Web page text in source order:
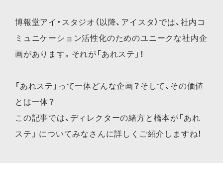
博報堂アイ・スタジオ（以降、アイスタ）では、社内コ
ミュニケーション活性化のためのユニークな社内企
画があります。それが「あれステ」！
「あれステ」って一体どんな企画？そして、その価値
とは一体？
この記事では、ディレクターの緒方と橋本が「あれ
ステ」 についてみなさんに詳しくご紹介しますね！